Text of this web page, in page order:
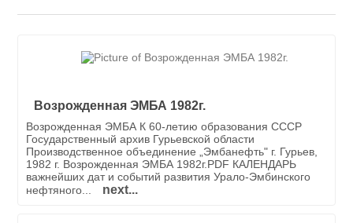
Возрожденная ЭМБА 1982г.
Возрожденная ЭМБА К 60-летию образования СССР
Государственный архив Гурьевской области
Производственное объединение „Эмбанефть" г. Гурьев,
1982 г. Возрожденная ЭМБА 1982г.PDF КАЛЕНДАРЬ
важнейших дат и событий развития Урало-Эмбинского
нефтяного...
next...